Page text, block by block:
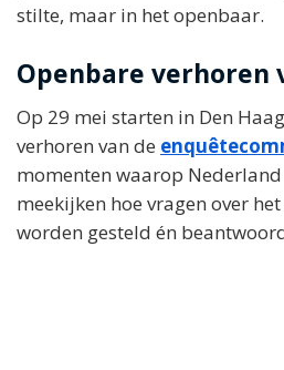
stilte, maar in het openbaar.
Openbare verhoren
Op 29 mei starten in Den
verhoren van de
momenten waarop
meekijken hoe vragen over
worden gesteld én